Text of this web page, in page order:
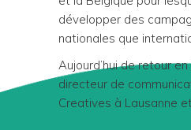
développer des
nationales que
Aujourd’hui de retour
directeur de
Creatives à Lausanne